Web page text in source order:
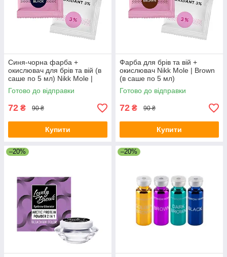
Синя-чорна фарба +
окислювач для брів та вій (в
саше по 5 мл) Nikk Mole |
Blue Black
Готово до відправки
72 ₴ 90 ₴
Купити
Фарба для брів та вій +
окислювач Nikk Mole | Brown
(в саше по 5 мл)
Готово до відправки
72 ₴ 90 ₴
Купити
–20% –20%